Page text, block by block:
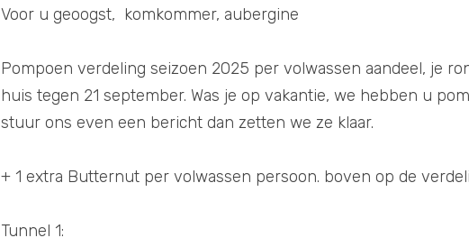
Voor u geoogst,  komkommer, aubergine
Pompoen verdeling seizoen 2025 per volwassen aandeel, je
huis tegen 21 september. Was je op vakantie, we hebben u
stuur ons even een bericht dan zetten we ze klaar.
+ 1 extra Butternut per volwassen persoon. boven op de
Tunnel 1: